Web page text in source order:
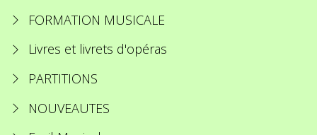
FORMATION MUSICALE
Livres et livrets d'opéras
PARTITIONS
NOUVEAUTES